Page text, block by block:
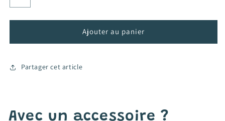
Ajouter au panier
Partager cet article
Avec un accessoire ?